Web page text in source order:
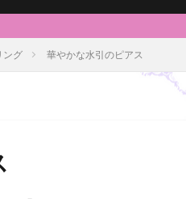
ング 華やかな水引のピアス